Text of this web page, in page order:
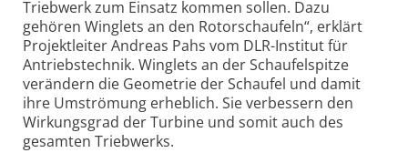
Triebwerk zum Einsatz kommen sollen. Dazu
gehören Winglets an den Rotorschaufeln“, erklärt
Projektleiter Andreas Pahs vom DLR-Institut für
Antriebstechnik. Winglets an der Schaufelspitze
verändern die Geometrie der Schaufel und damit
ihre Umströmung erheblich. Sie verbessern den
Wirkungsgrad der Turbine und somit auch des
gesamten Triebwerks.